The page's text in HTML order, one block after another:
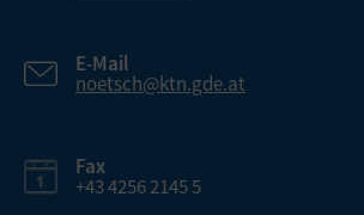
E-Mail
noetsch@ktn.gde.at
Fax
+43 4256 2145 5